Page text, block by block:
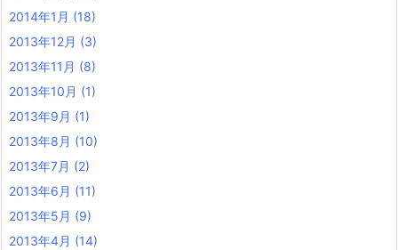
2014年1月 (18)
2013年12月 (3)
2013年11月 (8)
2013年10月 (1)
2013年9月 (1)
2013年8月 (10)
2013年7月 (2)
2013年6月 (11)
2013年5月 (9)
2013年4月 (14)